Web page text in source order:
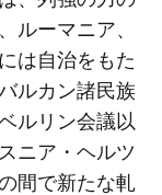
ルーマニア、
は自治をもた
ルカン諸民族
ルリン会議以
ニア・ヘルツ
間で新たな軋